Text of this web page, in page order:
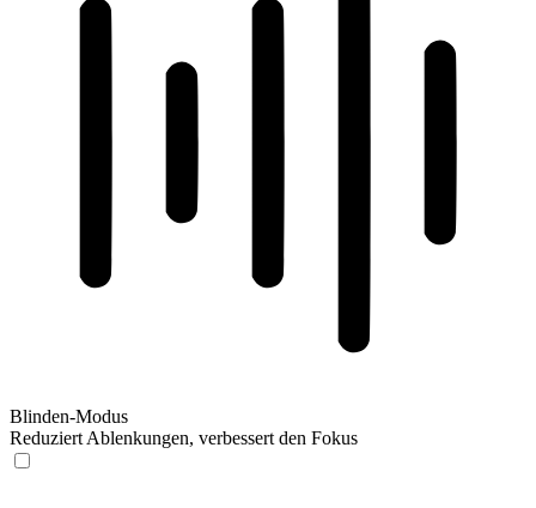
Blinden-Modus
Reduziert Ablenkungen, verbessert den Fokus